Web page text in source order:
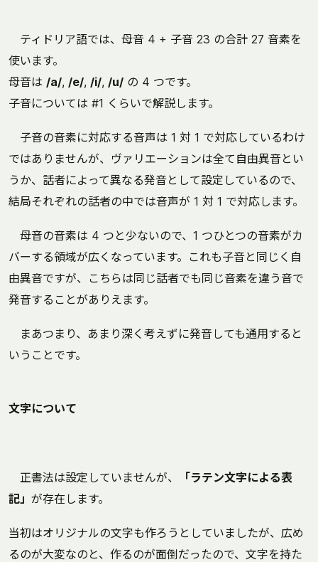
ティドリア語では、母音 4 + 子音 23 の合計 27 音素を
使います。
母音は /a/, /e/, /i/, /u/ の 4 つです。
子音については #1 くらいで解説します。
子音の音素に対応する音声は 1 対 1 で対応しているわけ
ではありませんが、ヴァリエーションは全て自由異音とい
うか、話者によって異なる発音として設定しているので、
結局それぞれの話者の中では音声が 1 対 1 で対応します。
母音の音素は 4 つと少ないので、1 つひとつの音素がカ
バーする領域が広くなっています。これも子音と同じく自
由異音ですが、こちらは同じ話者でも同じ音素を違う音で
発音することがありえます。
まあつまり、あまり深く考えずに発音しても通用すると
いうことです。
文字について
正書法は設定していませんが、
「ラテン文字による表
記」 が存在します。
当初はオリジナルの文字も作ろうとしていましたが、広め
るのが大変なのと、作るのが面倒だったので、文字を持た